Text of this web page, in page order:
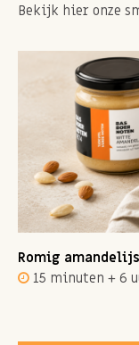
Bekijk hier onze
Romig
15 minuten + 6